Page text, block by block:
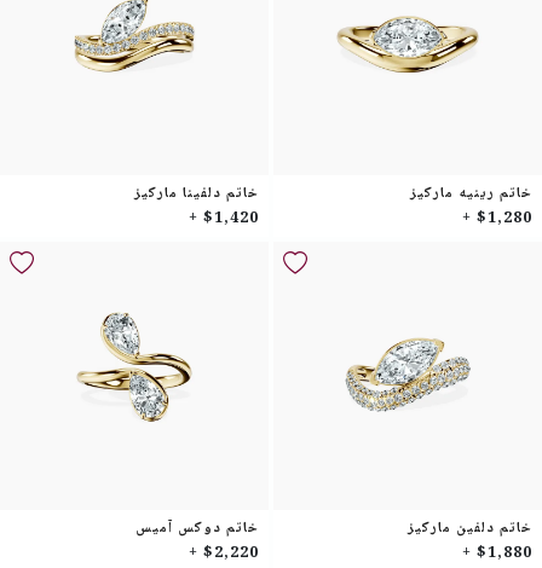
خاتم رينيه ماركيز
$1,280 +
خاتم دلفينا ماركيز
$1,420 +
خاتم دلفين ماركيز
$1,880 +
خاتم دوكس آميس
$2,220 +